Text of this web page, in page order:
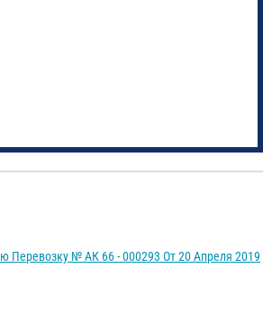
Перевозку № АК 66 - 000293 От 20 Апреля 2019